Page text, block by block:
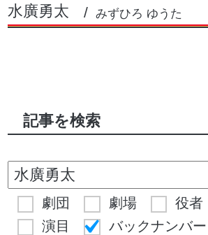
水廣勇太
みずひろ ゆうた
記事を検索
劇団 劇場
役者
演目
バックナンバー